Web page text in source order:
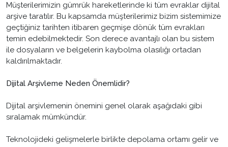
Müşterilerimizin gümrük hareketlerinde ki tüm evraklar dijital
arşive taratılır. Bu kapsamda müşterilerimiz bizim sistemimize
geçtiğiniz tarihten itibaren geçmişe dönük tüm evrakları
temin edebilmektedir. Son derece avantajlı olan bu sistem
ile dosyaların ve belgelerin kaybolma olasılığı ortadan
kaldırılmaktadır.
Dijital Arşivleme Neden Önemlidir?
Dijital arşivlemenin önemini genel olarak aşağıdaki gibi
sıralamak mümkündür.
Teknolojideki gelişmelerle birlikte depolama ortamı gelir ve